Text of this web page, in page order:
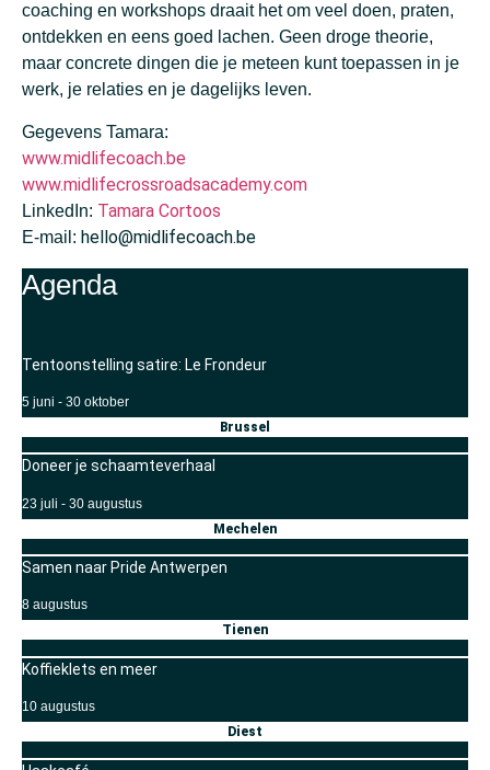
coaching en workshops draait het om veel doen, praten,
ontdekken en eens goed lachen. Geen droge theorie,
maar concrete dingen die je meteen kunt toepassen in je
werk, je relaties en je dagelijks leven.
Gegevens Tamara:
www.midlifecoach.be
www.midlifecrossroadsacademy.com
LinkedIn: Tamara Cortoos
E-mail: hello@midlifecoach.be
Agenda
Tentoonstelling satire: Le Frondeur
5 juni - 30 oktober
Brussel
Doneer je schaamteverhaal
23 juli - 30 augustus
Mechelen
Samen naar Pride Antwerpen
8 augustus
Tienen
Koffieklets en meer
10 augustus
Diest